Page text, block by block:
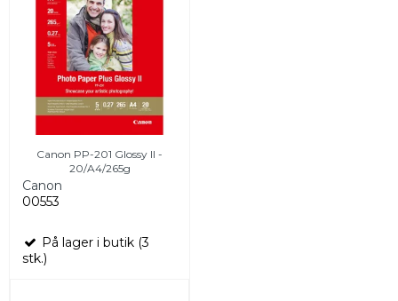
Canon PP-201 Glossy II -
20/A4/265g
Canon
00553
På lager i butik (3
stk.)